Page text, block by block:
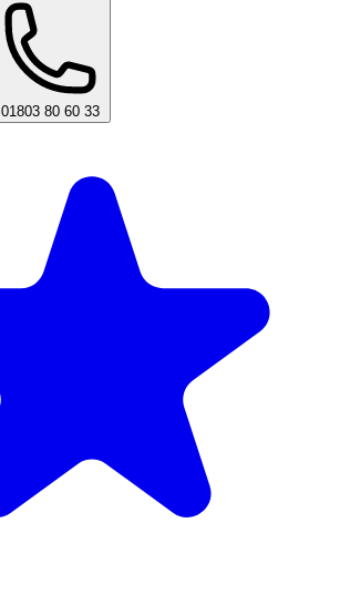
01803 80 60 33